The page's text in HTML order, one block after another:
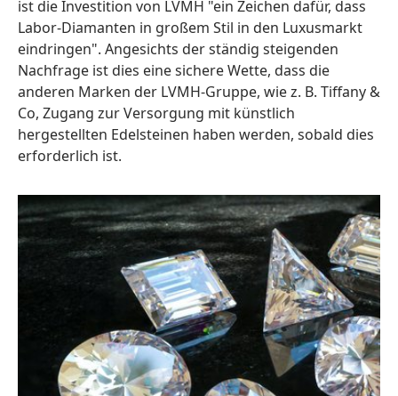
ist die Investition von LVMH "ein Zeichen dafür, dass
Labor-Diamanten in großem Stil in den Luxusmarkt
eindringen". Angesichts der ständig steigenden
Nachfrage ist dies eine sichere Wette, dass die
anderen Marken der LVMH-Gruppe, wie z. B. Tiffany &
Co, Zugang zur Versorgung mit künstlich
hergestellten Edelsteinen haben werden, sobald dies
erforderlich ist.